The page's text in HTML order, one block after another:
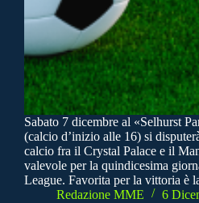
Sabato 7 dicembre al «Selhurst
(calcio d’inizio alle 16) si
calcio fra il Crystal Palace e il
valevole per la quindicesima
League. Favorita per la vittoria è
Redazione MME
6